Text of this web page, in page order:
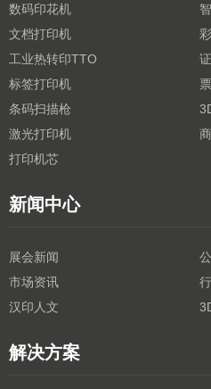
数码印花机
文档打印机
工业热转印TTO
标签打印机
条码扫描枪
激光打印机
打印机芯
新闻中心
展会新闻
市场资讯
汉印人文
解决方案